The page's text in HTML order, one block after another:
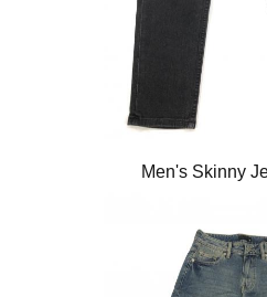
Men's Skinny